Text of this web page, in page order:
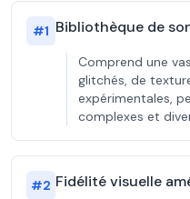
#1 Bibliothèque de
Comprend une
glitchés, de
expérimentales,
complexes et
#2 Fidélité visuelle